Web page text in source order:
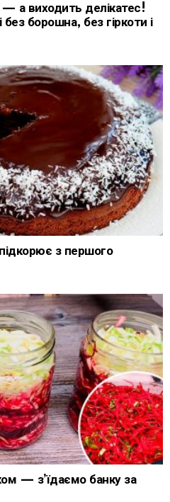
а виходить делікатес!
борошна, без гіркоти і
з першого
— з’їдаємо банку за